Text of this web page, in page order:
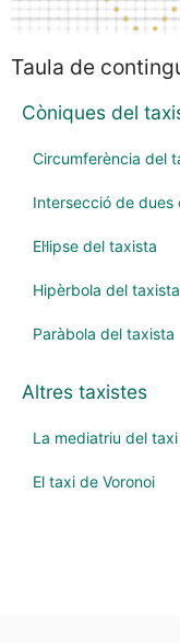
Taula de
Còniques del
Circumferència del
Intersecció de
El·lipse del taxista
Hipèrbola del taxista
Paràbola del taxista
Altres taxistes
La mediatriu del taxi
El taxi de Voronoi